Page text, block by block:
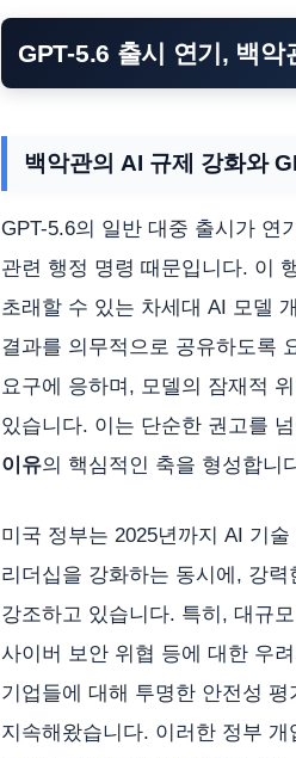
GPT-5.6 출시 연기, 백
백악관의 AI 규제 강화와
GPT-5.6의 일반 대중 출시가 연
관련 행정 명령 때문입니다. 이
초래할 수 있는 차세대 AI 모델
결과를 의무적으로 공유하도록
요구에 응하며, 모델의 잠재적
있습니다. 이는 단순한 권고를
이유의 핵심적인 축을 형성합니
미국 정부는 2025년까지 AI 기
리더십을 강화하는 동시에, 강력
강조하고 있습니다. 특히, 대규
사이버 보안 위협 등에 대한 우
기업들에 대해 투명한 안전성
지속해왔습니다. 이러한 정부